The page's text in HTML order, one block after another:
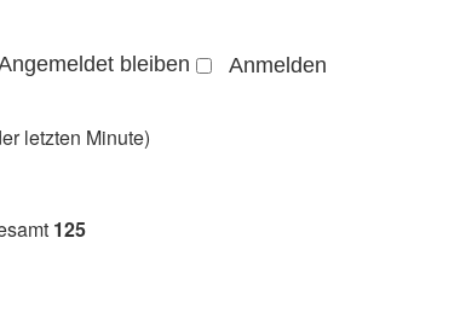
bleiben
letzten Minute)
125